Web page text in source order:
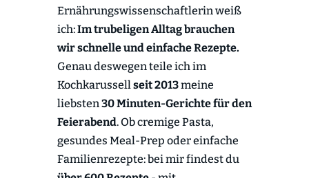
Ernährungswissenschaftlerin weiß
ich:Im trubeligen Alltag brauchen
wir schnelle und einfache Rezepte.
Genau deswegen teile ich im
Kochkarussellseit 2013meine
liebsten30 Minuten-Gerichte für den
Feierabend. Ob cremige Pasta,
gesundes Meal-Prep oder einfache
Familienrezepte: bei mir findest du